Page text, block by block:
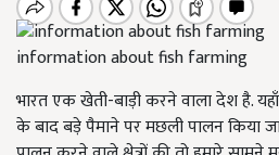
information about fish farming
भारत एक खेती-बाड़ी करने वाला देश है.
के बाद बड़े पैमाने पर मछली पालन किया